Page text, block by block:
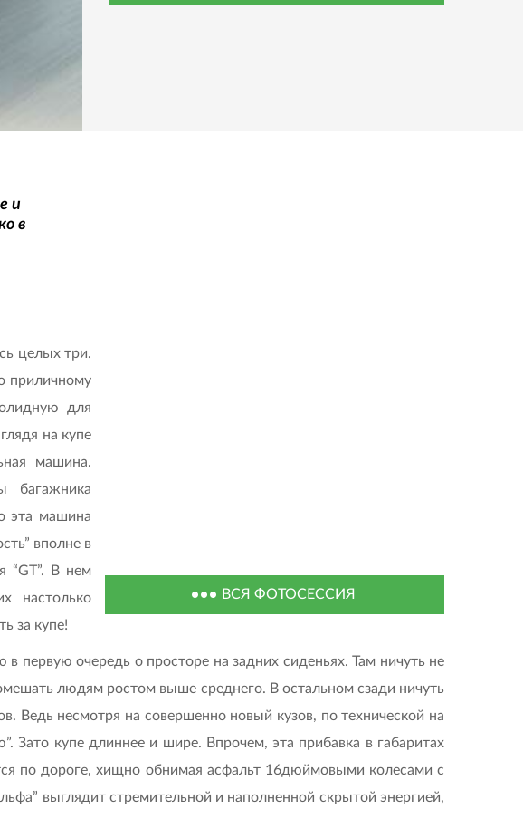
ВСЯ ФОТОСЕССИЯ
и
в
целых три.
приличному
для
на купе
машина.
багажника
эта машина
вполне в
“GT”. В нем
настолько
за купе!
первую очередь о просторе на задних сиденьях. Там ничуть не
людям ростом выше среднего. В остальном сзади ничуть
Ведь несмотря на совершенно новый кузов, по технической на
Зато купе длиннее и шире. Впрочем, эта прибавка в габаритах
по дороге, хищно обнимая асфальт 16дюймовыми колесами с
выглядит стремительной и наполненной скрытой энергией,